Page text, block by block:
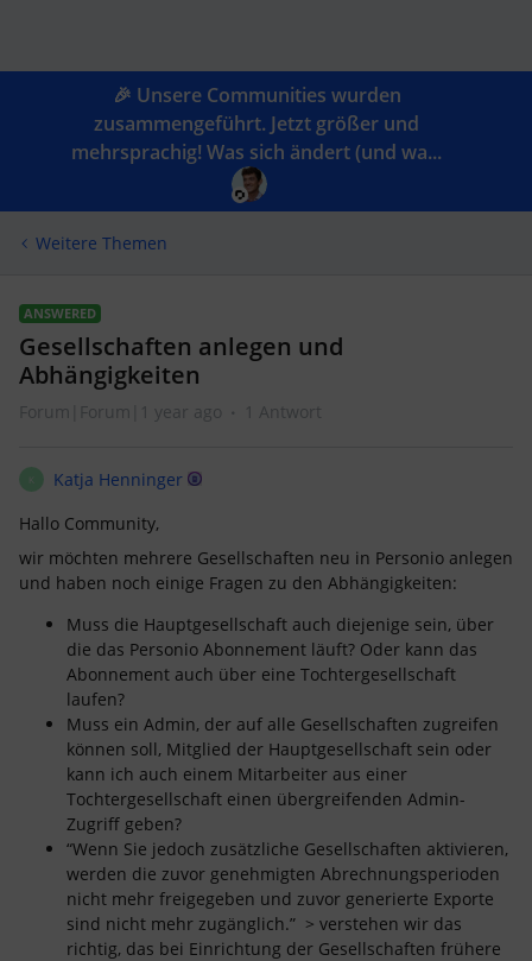
🎉 Unsere Communities wurden
zusammengeführt. Jetzt größer und
mehrsprachig! Was sich ändert (und wa...
Weitere Themen
ANSWERED
Gesellschaften anlegen und
Abhängigkeiten
Forum|Forum|1 year ago 1 Antwort
Katja Henninger
Hallo Community,
wir möchten mehrere Gesellschaften neu in Personio anlegen
und haben noch einige Fragen zu den Abhängigkeiten:
Muss die Hauptgesellschaft auch diejenige sein, über
die das Personio Abonnement läuft? Oder kann das
Abonnement auch über eine Tochtergesellschaft
laufen?
Muss ein Admin, der auf alle Gesellschaften zugreifen
können soll, Mitglied der Hauptgesellschaft sein oder
kann ich auch einem Mitarbeiter aus einer
Tochtergesellschaft einen übergreifenden Admin-
Zugriff geben?
“Wenn Sie jedoch zusätzliche Gesellschaften aktivieren,
werden die zuvor genehmigten Abrechnungsperioden
nicht mehr freigegeben und zuvor generierte Exporte
sind nicht mehr zugänglich.” > verstehen wir das
richtig, das bei Einrichtung der Gesellschaften frühere